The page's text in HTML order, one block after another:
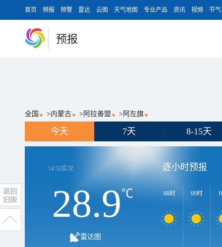
首页 预报 预警 雷达 云图 天气地图 专业产品 资讯 视频 节气
预报
全国 >内蒙古 > 阿拉善盟 > 阿左旗
今天 7天 8-15天
14:50实况
28.9℃
雷达图
逐小时预报
08时 09时